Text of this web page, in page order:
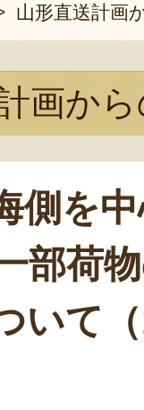
山形直送計画
画か
側を
部荷
いて